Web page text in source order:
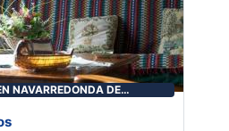
NAVARREDONDA DE